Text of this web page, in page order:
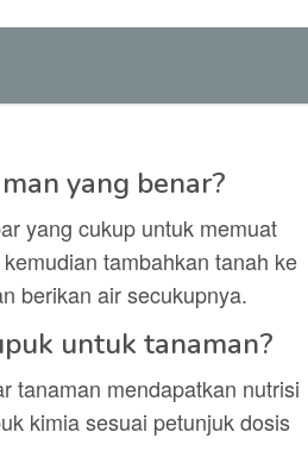
yang benar?
yang cukup untuk memuat
tambahkan tanah ke
berikan air secukupnya.
untuk tanaman?
tanaman mendapatkan nutrisi
kimia sesuai petunjuk dosis